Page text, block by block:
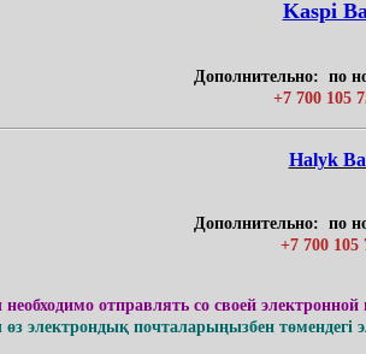
Kaspi
Дополнительно: по
+7 700 105
Нalyk
Дополнительно: по
+7 700 105
отправлять со своей
электрондық почталарыңызбен төмендегі